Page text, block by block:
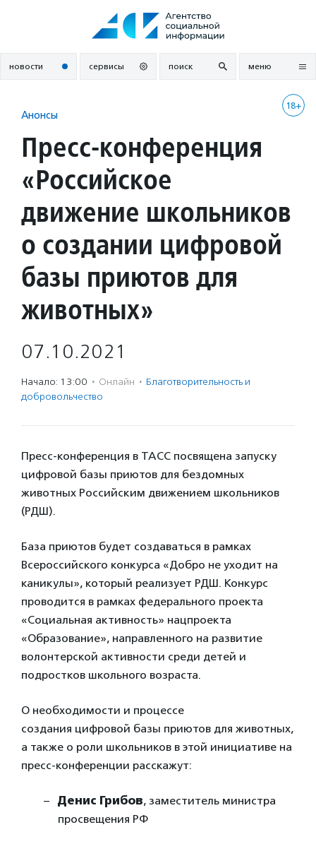
новости сервисы поиск меню
18+
Анонсы
Пресс-конференция
«Российское
движение школьников
о создании цифровой
базы приютов для
животных»
07.10.2021
Начало: 13:00 · Онлайн · Благотвори­тель­ность и
доброволь­чест­во
Пресс-конференция в ТАСС посвящена запуску
цифровой базы приютов для бездомных
животных Российским движением школьников
(РДШ).
База приютов будет создаваться в рамках
Всероссийского конкурса «Добро не уходит на
каникулы», который реализует РДШ. Конкурс
проводится в рамках федерального проекта
«Социальная активность» нацпроекта
«Образование», направленного на развитие
волонтерской активности среди детей и
подростков школьного возраста.
О необходимости и процессе
создания цифровой базы приютов для животных,
а также о роли школьников в этой инициативе на
пресс-конференции расскажут:
Денис Грибов, заместитель министра
просвещения РФ